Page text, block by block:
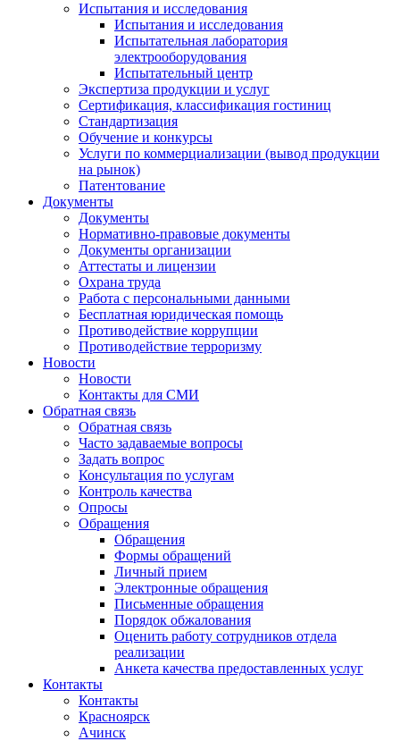
Испытания и исследования
Испытания и исследования
Испытательная лаборатория
электрооборудования
Испытательный центр
Экспертиза продукции и услуг
Сертификация, классификация гостиниц
Стандартизация
Обучение и конкурсы
Услуги по коммерциализации (вывод продукции
на рынок)
Патентование
Документы
Документы
Нормативно-правовые документы
Документы организации
Аттестаты и лицензии
Охрана труда
Работа с персональными данными
Бесплатная юридическая помощь
Противодействие коррупции
Противодействие терроризму
Новости
Новости
Контакты для СМИ
Обратная связь
Обратная связь
Часто задаваемые вопросы
Задать вопрос
Консультация по услугам
Контроль качества
Опросы
Обращения
Обращения
Формы обращений
Личный прием
Электронные обращения
Письменные обращения
Порядок обжалования
Оценить работу сотрудников отдела
реализации
Анкета качества предоставленных услуг
Контакты
Контакты
Красноярск
Ачинск